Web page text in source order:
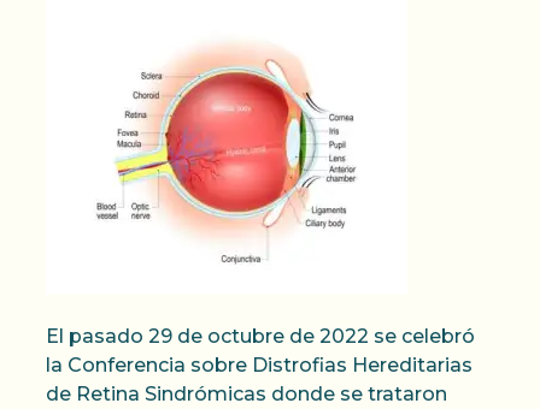
El pasado 29 de octubre de 2022 se celebró
la Conferencia sobre Distrofias Hereditarias
de Retina Sindrómicas donde se trataron